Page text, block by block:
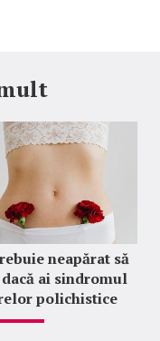
neapărat să
ai sindromul
polichistice